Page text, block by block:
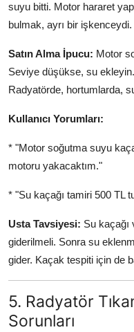
suyu bitti. Motor hararet
bulmak, ayrı bir işkenceydi.
Satın Alma İpucu: Motor
Seviye düşükse, su
Radyatörde, hortumlarda,
Kullanıcı Yorumları:
* "Motor soğutma suyu
motoru yakacaktım."
* "Su kaçağı tamiri 500 TL
Usta Tavsiyesi: Su
giderilmeli. Sonra su
gider. Kaçak tespiti için de
5. Radyatör
Sorunları